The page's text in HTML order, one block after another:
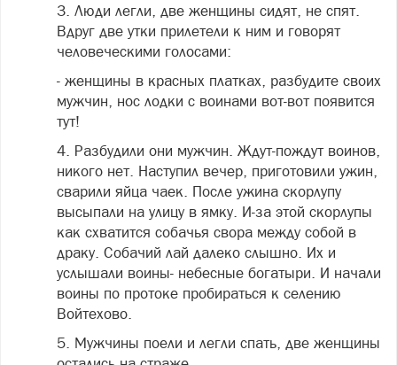
3. Люди легли, две женщины сидят, не спят.
Вдруг две утки прилетели к ним и говорят
человеческими голосами:
- женщины в красных платках, разбудите своих
мужчин, нос лодки с воинами вот-вот появится
тут!
4. Разбудили они мужчин. Ждут-пождут воинов,
никого нет. Наступил вечер, приготовили ужин,
сварили яйца чаек. После ужина скорлупу
высыпали на улицу в ямку. И-за этой скорлупы
как схватится собачья свора между собой в
драку. Собачий лай далеко слышно. Их и
услышали воины- небесные богатыри. И начали
воины по протоке пробираться к селению
Войтехово.
5. Мужчины поели и легли спать, две женщины